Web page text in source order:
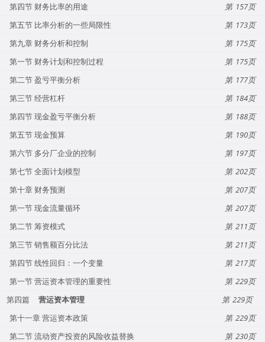
第四节 财务比率的用途
157
第五节 比率分析的一些局限性
173
第九章 财务分析和控制
175
第一节 财务计划和控制过程
175
第二节 盈亏平衡分析
177
第三节 经营杠杆
184
第四节 现金盈亏平衡分析
188
第五节 现金预算
190
第六节 多分厂企业的控制
197
第七节 全面计划模型
202
第十章 财务预测
207
第一节 现金流量循环
207
第二节 筹资模式
211
第三节 销售额百分比法
211
第四节 线性回归：一个变量
217
第一节 营运资本管理的重要性
229
第四篇
营运资本管理
229
第十一章 营运资本政策
229
第二节 流动资产投资的风险收益替换
230